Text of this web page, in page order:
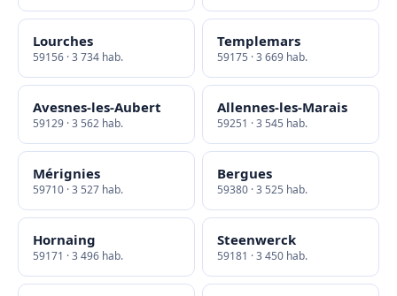
Lourches
59156 · 3 734 hab.
Templemars
59175 · 3 669 hab.
Avesnes-les-Aubert
59129 · 3 562 hab.
Allennes-les-Marais
59251 · 3 545 hab.
Mérignies
59710 · 3 527 hab.
Bergues
59380 · 3 525 hab.
Hornaing
59171 · 3 496 hab.
Steenwerck
59181 · 3 450 hab.